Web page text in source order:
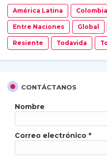
América Latina Colombia
Entre Naciones Global
Resiente Todavida
CONTÁCTANOS
Nombre
Correo electrónico *